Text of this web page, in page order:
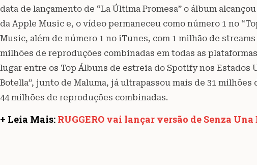
data de lançamento de “La Última Promesa” o álbum
da Apple Music e, o vídeo permaneceu como número 1 no
Music, além de número 1 no iTunes, com 1 milhão de
milhões de reproduções combinadas em todas as
lugar entre os Top Álbuns de estreia do Spotify nos Estados
Botella”, junto de Maluma, já ultrapassou mais de 31
44 milhões de reproduções combinadas.
+ Leia Mais: RUGGERO vai lançar versão de Senza